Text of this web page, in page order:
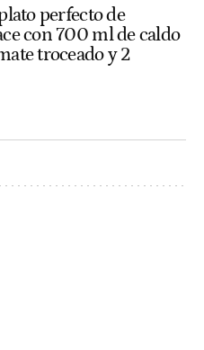
perfecto de
con 700 ml de caldo
troceado y 2